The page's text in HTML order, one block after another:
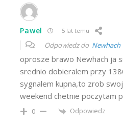
Pawel 5 lat temu
Odpowiedz do Newhach
oprosze brawo Newhach ja
srednio dobieralem przy
sygnalem kupna,to zrob
weekend chetnie poczytam
0 Odpowiedz